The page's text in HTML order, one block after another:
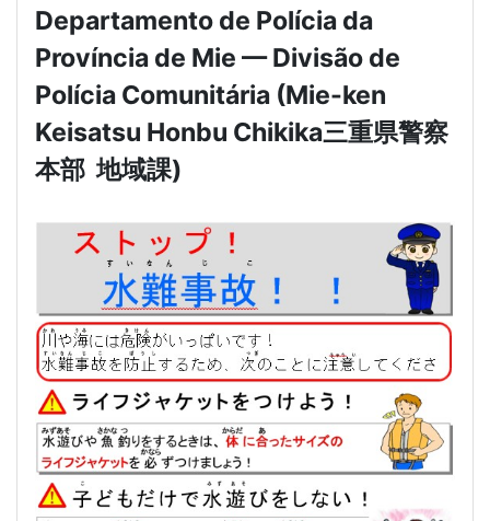
Departamento de Polícia da
Província de Mie — Divisão de
Polícia Comunitária (Mie-ken
Keisatsu Honbu Chikika三重県警察
本部 地域課)